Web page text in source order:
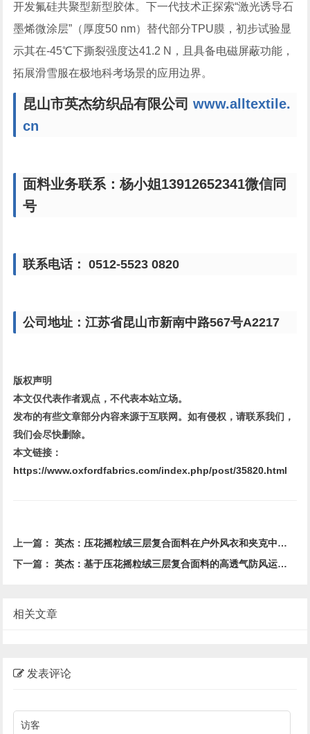
开发氟硅共聚型新型胶体。下一代技术正探索“激光诱导石
墨烯微涂层”（厚度50 nm）替代部分TPU膜，初步试验显
示其在-45℃下撕裂强度达41.2 N，且具备电磁屏蔽功能，
拓展滑雪服在极地科考场景的应用边界。
昆山市英杰纺织品有限公司www.alltextile.
cn
面料业务联系：杨小姐13912652341微信同
号
联系电话： 0512-5523 0820
公司地址：江苏省昆山市新南中路567号A2217
版权声明
本文仅代表作者观点，不代表本站立场。
发布的有些文章部分内容来源于互联网。如有侵权，请联系我们，
我们会尽快删除。
本文链接：
https://www.oxfordfabrics.com/index.php/post/35820.html
上一篇：英杰：压花摇粒绒三层复合面料在户外风衣和夹克中的应用与性能
下一篇：英杰：基于压花摇粒绒三层复合面料的高透气防风运动服饰开发
相关文章
发表评论